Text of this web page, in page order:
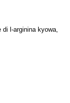
l-arginina kyowa,